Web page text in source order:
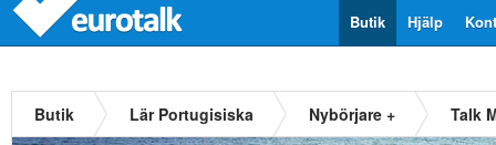
Hjälp
Butik
Butik Lär Portugisiska Nybörjare + Talk